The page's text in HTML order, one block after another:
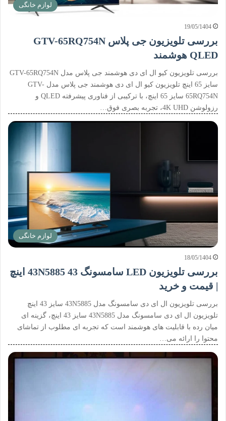
لوازم خانگی
19/05/1404
بررسی تلویزیون جی پلاس GTV-65RQ754N
QLED هوشمند
بررسی تلویزیون کیو ال ای دی هوشمند جی پلاس مدل GTV-65RQ754N
سایز 65 اینچ تلویزیون کیو ال ای دی هوشمند جی پلاس مدل GTV-
65RQ754N سایز 65 اینچ، با ترکیبی از فناوری پیشرفته QLED و
رزولوشن 4K UHD، تجربه بصری فوق…
لوازم خانگی
18/05/1404
بررسی تلویزیون LED سامسونگ 43N5885 43 اینچ
| قیمت و خرید
بررسی تلویزیون ال ای دی سامسونگ مدل 43N5885 سایز 43 اینچ
تلویزیون ال ای دی سامسونگ مدل 43N5885 سایز 43 اینچ، گزینه ای
میان رده با قابلیت های هوشمند است که تجربه ای مطلوب از تماشای
محتوا را ارائه می…